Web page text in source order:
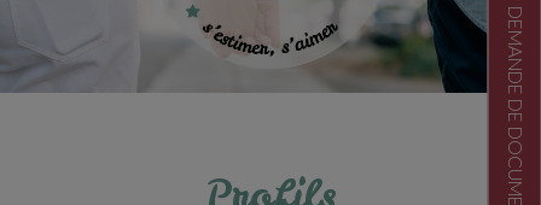
DEMANDE DE DOCUMENTATION